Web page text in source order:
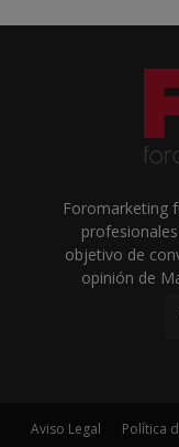
Foromarketing
objetivo de
opinión de
Aviso Legal Política